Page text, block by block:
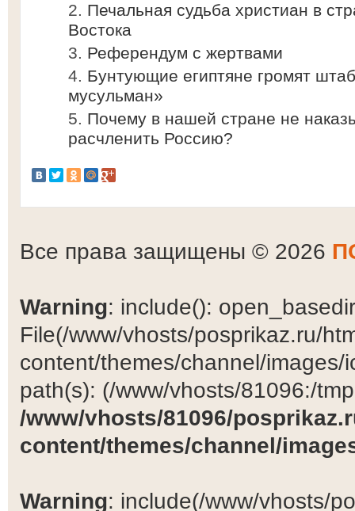
Печальная судьба христиан в
Востока
Референдум с жертвами
Бунтующие египтяне громят
мусульман»
Почему в нашей стране не
расчленить Россию?
Все права защищены © 2026
Warning: include():
File(/www/vhosts/posprikaz.ru/
content/themes/channel/
path(s): (/www/vhosts/81096:/
/www/vhosts/81096/
content/themes/channel/
Warning: include(/www/vhosts/